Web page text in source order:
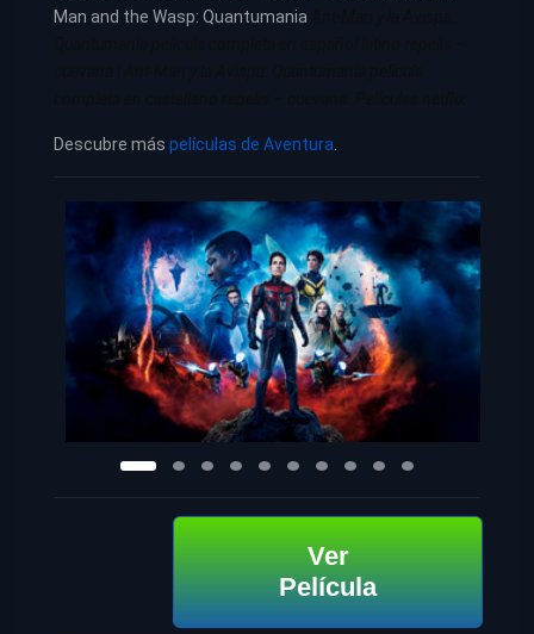
Man and the Wasp: Quantumania
Descubre más películas de Aventura
Ver
Película